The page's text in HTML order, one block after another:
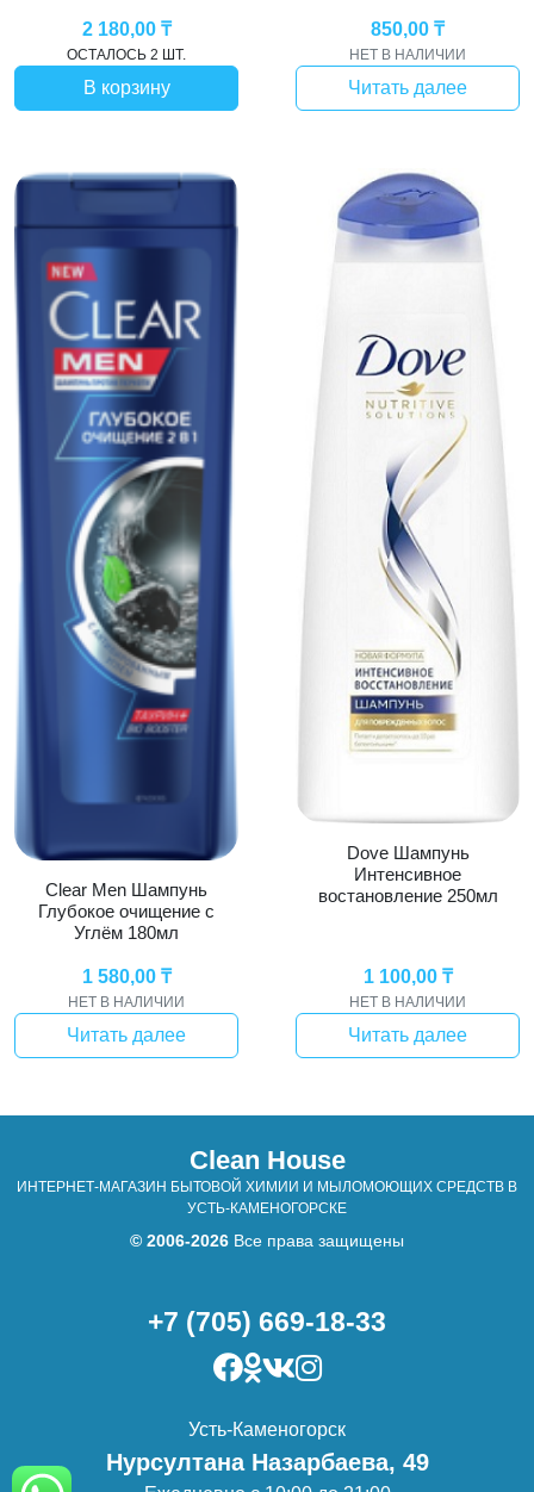
2 180,00 ₸
ОСТАЛОСЬ 2 ШТ.
В корзину
850,00 ₸
НЕТ В НАЛИЧИИ
Читать далее
Clear Men Шампунь
Глубокое очищение с
Углём 180мл
1 580,00 ₸
НЕТ В НАЛИЧИИ
Читать далее
Dove Шампунь
Интенсивное
востановление 250мл
1 100,00 ₸
НЕТ В НАЛИЧИИ
Читать далее
Clean House
ИНТЕРНЕТ-МАГАЗИН БЫТОВОЙ ХИМИИ И МЫЛОМОЮЩИХ СРЕДСТВ В
УСТЬ-КАМЕНОГОРСКЕ
© 2006-2026 Все права защищены
+7 (705) 669-18-33
Усть-Каменогорск
Нурсултана Назарбаева, 49